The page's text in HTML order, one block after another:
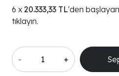
20.333,33 TL'den
tıklayın.
- +